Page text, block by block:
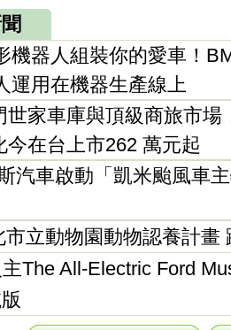
機器人組裝你的愛車！
運用在機器生產線上
世家車庫與頂級商旅市場
今在台上市262 萬元起
汽車啟動「凱米颱風車
立動物園動物認養計畫
The All-Electric Ford